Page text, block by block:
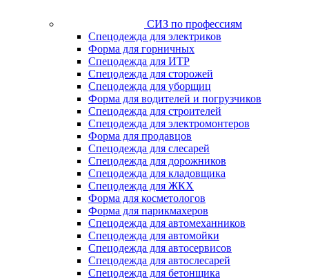
СИЗ по профессиям
Спецодежда для электриков
Форма для горничных
Спецодежда для ИТР
Спецодежда для сторожей
Спецодежда для уборщиц
Форма для водителей и погрузчиков
Спецодежда для строителей
Спецодежда для электромонтеров
Форма для продавцов
Спецодежда для слесарей
Спецодежда для дорожников
Спецодежда для кладовщика
Спецодежда для ЖКХ
Форма для косметологов
Форма для парикмахеров
Спецодежда для автомеханников
Спецодежда для автомойки
Спецодежда для автосервисов
Спецодежда для автослесарей
Спецодежда для бетонщика